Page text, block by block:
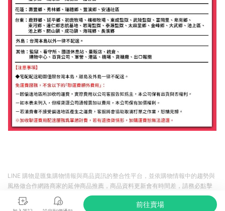
前往賣場
LINE 購物是匯集購物情報與商品資訊的整合性平台，並依購物情報中的趨勢與
風格做合作網路商家的延伸商品推薦，商品資料更新會有時間差，請務必點擊
商品至各合作網路商家，確認現售價與購物條件，一切資訊以合作廠商網頁為
準。